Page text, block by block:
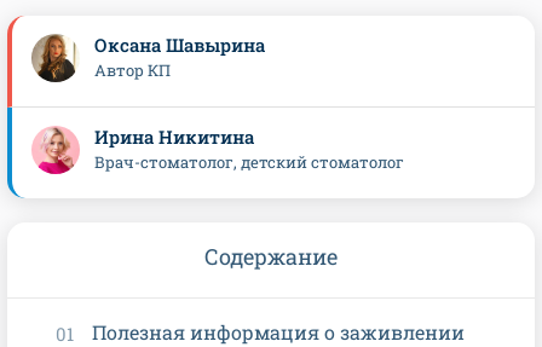
Оксана Шавырина
Автор КП
Ирина Никитина
Врач-стоматолог, детский стоматолог
Содержание
Полезная информация о заживлении